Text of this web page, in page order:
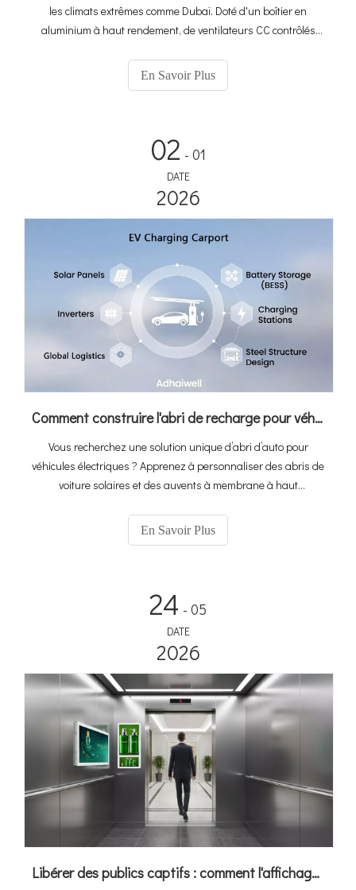
les climats extrêmes comme Dubaï. Doté d'un boîtier en
aluminium à haut rendement, de ventilateurs CC contrôlés
système reste pleinement opérationnel même à une
température ambiante de 60 °C. Il s'agit d'une véritable
En Savoir Plus
02 - 01
DATE
2026
Comment construire l'abri de recharge pour véhicules électriques parfait : un guide pour personnaliser les abris d'auto avec Adhaiwell Chine
Vous recherchez une solution unique d’abri d’auto pour
véhicules électriques ? Apprenez à personnaliser des abris de
voiture solaires et des auvents à membrane à haut
Obtenez des devis précis grâce à notre guide technique.
En Savoir Plus
24 - 05
DATE
2026
Libérer des publics captifs : comment l'affichage numérique des ascenseurs d'Adhaiwell transforme les ascenseurs en machines à revenus